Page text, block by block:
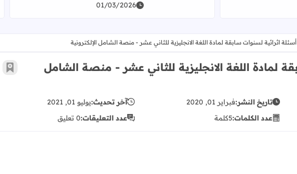
اقرأ المزيد عن تعليمات هامة من الدفاع المدني الفلسطيني
01/03/2026
أسئلة اثرائية لسنوات سابقة لمادة اللغة الانجليزية للثاني عشر - منصة الشامل الإلكترونية